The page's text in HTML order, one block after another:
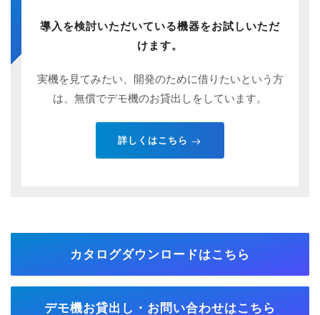
導入を検討いただいている機器をお試しいただ
けます。
実機を見てみたい、開発のために借りたいという方
は、無償でデモ機のお貸出しをしています。
詳しくはこちら
カタログダウンロードはこちら
デモ機お貸出し・お問い合わせはこちら